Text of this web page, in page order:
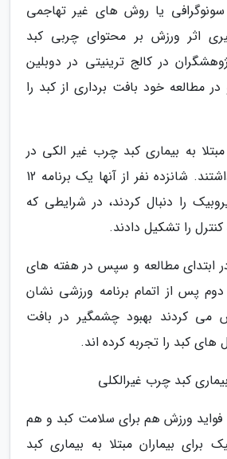
سونوگرافی یا روش های غیر تهاجمی
اثر ورزش بر محتوای چربی کبد
در کالج ترینیتی در دوبلین
مطالعه خود بافت برداری از کبد را
به بیماری کبد چرب غیر الکی در
این مطالعه حضور داشتند. شانزده نفر از آنها یک برنامه 12
را دنبال کردند، در شرایطی که
را تشکیل دادند.
ابتدای مطالعه و سپس در هفته های
پس از اتمام برنامه ورزشی نشان
می کردند بهبود چشمگیر در بافت
کبد را تجربه کرده اند.
کبد چرب غیرالکلی
فواید ورزش هم برای سلامت کبد و هم
برای بیماران مبتلا به بیماری کبد